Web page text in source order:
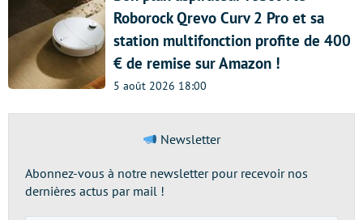
Roborock Qrevo Curv 2 Pro et sa
station multifonction profite de 400
€ de remise sur Amazon !
5 août 2026 18:00
Newsletter
Abonnez-vous à notre newsletter pour recevoir nos
dernières actus par mail !